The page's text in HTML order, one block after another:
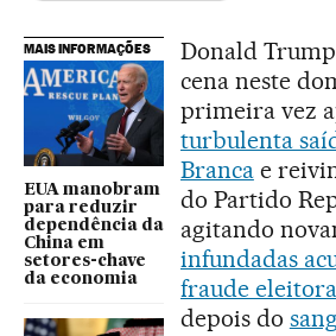
MAIS INFORMAÇÕES
EUA manobram
para reduzir
dependência da
China em
setores-chave
da economia
Donald
cena neste
primeira vez
turbulenta
Brancae
do Partido
agitando
infundadas
fraude
depois do